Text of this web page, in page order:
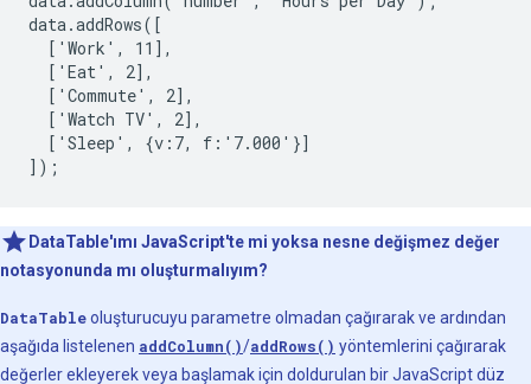
data.addRows([
  ['Work', 11],
  ['Eat', 2],
  ['Commute', 2],
  ['Watch TV', 2],
  ['Sleep', {v:7, f:'7.000'}]
]);
DataTable'ımı JavaScript'te mi yoksa nesne değişmez değer
notasyonunda mı oluşturmalıyım?
DataTableoluşturucuyu parametre olmadan çağırarak ve ardından
aşağıda listelenen addColumn()/addRows() yöntemlerini çağırarak
değerler ekleyerek veya başlamak için doldurulan bir JavaScript düz